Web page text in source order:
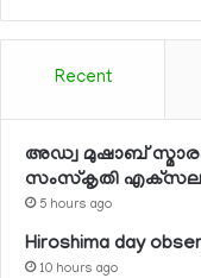
Recent
അഡ്വ മുഷാബ്
സംസ്‌കൃതി
5 hours ago
Hiroshima day
10 hours ago